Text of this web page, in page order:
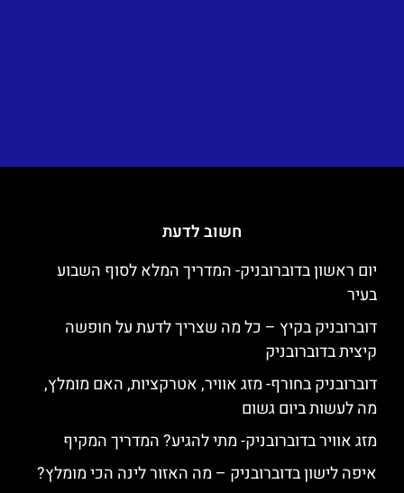
חשוב לדעת
יום ראשון בדוברובניק- המדריך המלא לסוף השבוע
בעיר
דוברובניק בקיץ – כל מה שצריך לדעת על חופשה
קיצית בדוברובניק
דוברובניק בחורף- מזג אוויר, אטרקציות, האם מומלץ,
מה לעשות ביום גשום
מזג אוויר בדוברובניק- מתי להגיע? המדריך המקיף
איפה לישון בדוברובניק – מה האזור לינה הכי מומלץ?